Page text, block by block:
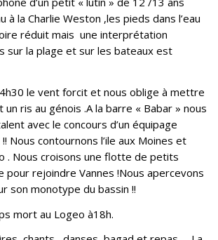
à la Charlie Weston ,les pieds dans l’eau
réduit mais une interprétation
sur la plage et sur les bateaux est
le vent forcit et nous oblige à mettre
un ris au génois .A la barre « Babar » nous
avec le concours d’un équipage
Nous contournons l’ile aux Moines et
. Nous croisons une flotte de petits
pour rejoindre Vannes !Nous apercevons
son monotype du bassin !!
mort au Logeo à18h.